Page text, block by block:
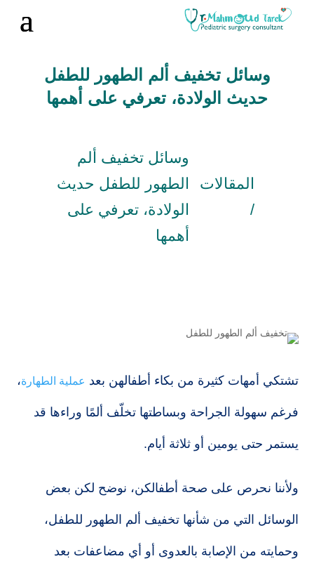
وسائل تخفيف ألم الطهور للطفل
حديث الولادة، تعرفي على أهمها
المقالات
/
وسائل تخفيف ألم
الطهور للطفل حديث
الولادة، تعرفي على
أهمها
تشتكي أمهات كثيرة من بكاء أطفالهن بعد عملية الطهارة،
فرغم سهولة الجراحة وبساطتها تخلّف ألمًا وراءها قد
يستمر حتى يومين أو ثلاثة أيام.
ولأننا نحرص على صحة أطفالكن، نوضح لكن بعض
الوسائل التي من شأنها تخفيف ألم الطهور للطفل،
وحمايته من الإصابة بالعدوى أو أي مضاعفات بعد